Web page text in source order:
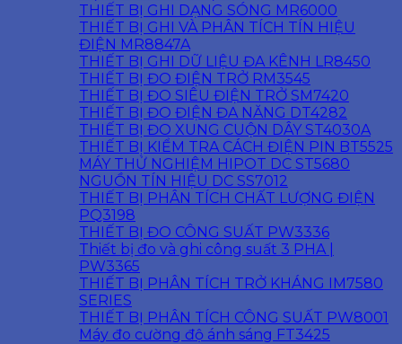
THIẾT BỊ GHI DẠNG SÓNG MR6000
THIẾT BỊ GHI VÀ PHÂN TÍCH TÍN HIỆU
ĐIỆN MR8847A
THIẾT BỊ GHI DỮ LIỆU ĐA KÊNH LR8450
THIẾT BỊ ĐO ĐIỆN TRỞ RM3545
THIẾT BỊ ĐO SIÊU ĐIỆN TRỞ SM7420
THIẾT BỊ ĐO ĐIỆN ĐA NĂNG DT4282
THIẾT BỊ ĐO XUNG CUỘN DÂY ST4030A
THIẾT BỊ KIỂM TRA CÁCH ĐIỆN PIN BT5525
MÁY THỬ NGHIỆM HIPOT DC ST5680
NGUỒN TÍN HIỆU DC SS7012
THIẾT BỊ PHÂN TÍCH CHẤT LƯỢNG ĐIỆN
PQ3198
THIẾT BỊ ĐO CÔNG SUẤT PW3336
Thiết bị đo và ghi công suất 3 PHA |
PW3365
THIẾT BỊ PHÂN TÍCH TRỞ KHÁNG IM7580
SERIES
THIẾT BỊ PHÂN TÍCH CÔNG SUẤT PW8001
Máy đo cường độ ánh sáng FT3425